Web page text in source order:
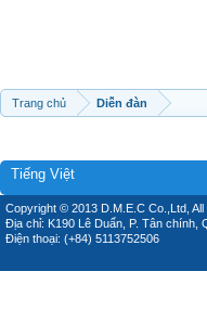
Trang chủ Diễn đàn
Tiếng Việt
Copyright © 2013 D.M.E.C Co.,Ltd, All
Địa chỉ: K190 Lê Duẩn, P. Tân chính,
Điện thoại: (+84) 5113752506